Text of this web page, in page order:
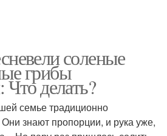
соленые
грибы
Что делать?
семье традиционно
знают пропорции, и рука уже,